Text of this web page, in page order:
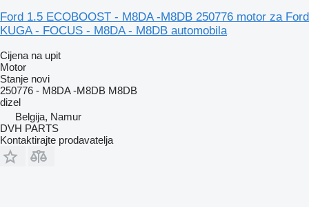
Ford 1.5 ECOBOOST - M8DA -M8DB 250776 motor za Ford
KUGA - FOCUS - M8DA - M8DB automobila
Cijena na upit
Motor
Stanje novi
250776 - M8DA -M8DB M8DB
dizel
Belgija, Namur
DVH PARTS
Kontaktirajte prodavatelja